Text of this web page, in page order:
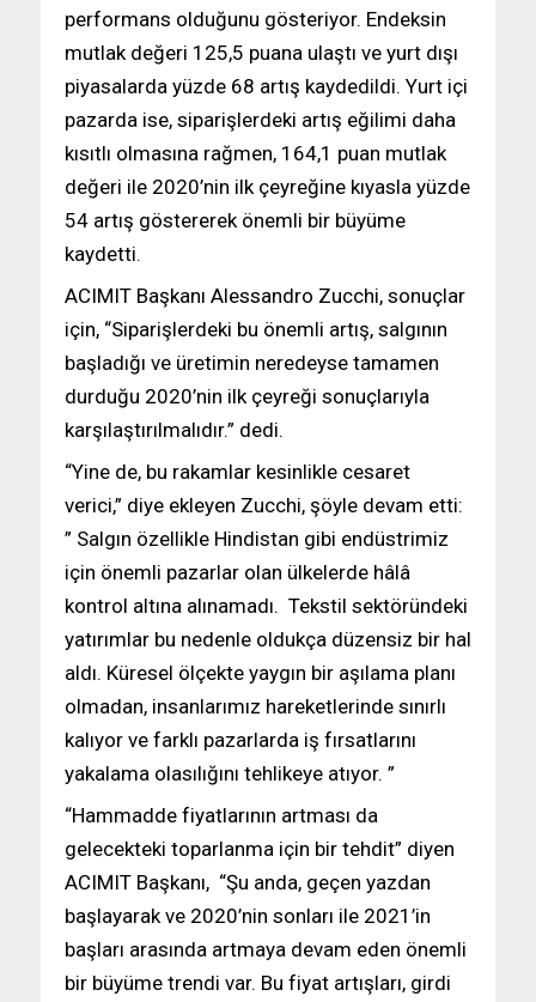
performans olduğunu gösteriyor. Endeksin
mutlak değeri 125,5 puana ulaştı ve yurt dışı
piyasalarda yüzde 68 artış kaydedildi. Yurt içi
pazarda ise, siparişlerdeki artış eğilimi daha
kısıtlı olmasına rağmen, 164,1 puan mutlak
değeri ile 2020’nin ilk çeyreğine kıyasla yüzde
54 artış göstererek önemli bir büyüme
kaydetti.
ACIMIT Başkanı Alessandro Zucchi, sonuçlar
için, “Siparişlerdeki bu önemli artış, salgının
başladığı ve üretimin neredeyse tamamen
durduğu 2020’nin ilk çeyreği sonuçlarıyla
karşılaştırılmalıdır.” dedi.
“Yine de, bu rakamlar kesinlikle cesaret
verici,” diye ekleyen Zucchi, şöyle devam etti:
” Salgın özellikle Hindistan gibi endüstrimiz
için önemli pazarlar olan ülkelerde hâlâ
kontrol altına alınamadı. Tekstil sektöründeki
yatırımlar bu nedenle oldukça düzensiz bir hal
aldı. Küresel ölçekte yaygın bir aşılama planı
olmadan, insanlarımız hareketlerinde sınırlı
kalıyor ve farklı pazarlarda iş fırsatlarını
yakalama olasılığını tehlikeye atıyor. ”
“Hammadde fiyatlarının artması da
gelecekteki toparlanma için bir tehdit” diyen
ACIMIT Başkanı, “Şu anda, geçen yazdan
başlayarak ve 2020’nin sonları ile 2021’in
başları arasında artmaya devam eden önemli
bir büyüme trendi var. Bu fiyat artışları, girdi